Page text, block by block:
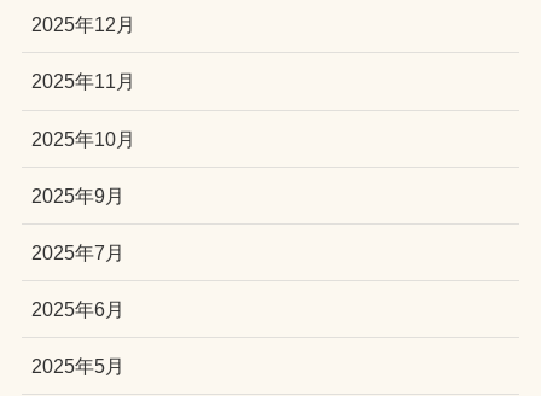
2025年12月
2025年11月
2025年10月
2025年9月
2025年7月
2025年6月
2025年5月